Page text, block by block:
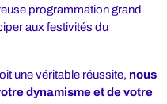
programmation grand
aux festivités du
une véritable réussite, nous
dynamisme et de votre